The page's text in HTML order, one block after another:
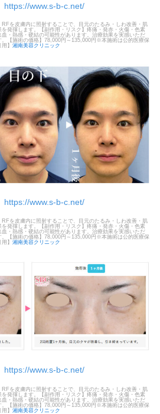
https://www.s-b-c.net/
RFを皮膚内に照射することで、目元のたるみ・しわ改善・肌
発揮します。【副作用・リスク】疼痛・発赤・火傷・色素
・熱感・硬結の可能性があります。治療効果を実感いただ
。【施術の価格】78,000円～135,000円※本施術は公的医療保
】 湘南美容クリニック
https://www.s-b-c.net/
RFを皮膚内に照射することで、目元のたるみ・しわ改善・肌
発揮します。【副作用・リスク】疼痛・発赤・火傷・色素
・熱感・硬結の可能性があります。治療効果を実感いただ
。【施術の価格】78,000円～135,000円※本施術は公的医療保
】 湘南美容クリニック
https://www.s-b-c.net/
RFを皮膚内に照射することで、目元のたるみ・しわ改善・肌
発揮します。【副作用・リスク】疼痛・発赤・火傷・色素
・熱感・硬結の可能性があります。治療効果を実感いただ
。【施術の価格】78,000円～135,000円※本施術は公的医療保
】 湘南美容クリニック